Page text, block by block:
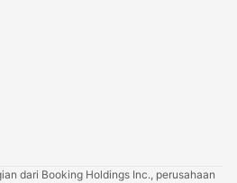
dari Booking Holdings Inc., perusahaan